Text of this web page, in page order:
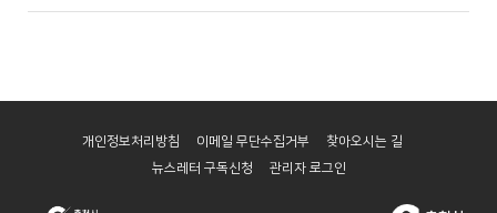
개인정보처리방침 이메일 무단수집거부
찾아오시는 길
뉴스레터 구독신청
관리자 로그인